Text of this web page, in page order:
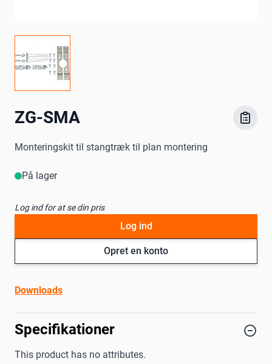
ZG-SMA
Monteringskit til stangtræk til plan montering
På lager
Log ind for at se din pris
Opret en konto
Log ind
Downloads
Specifikationer
This product has no attributes.